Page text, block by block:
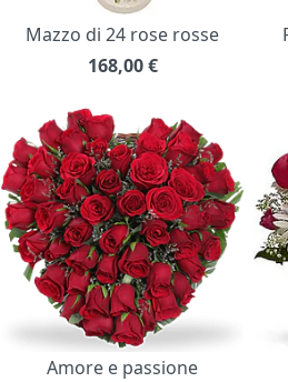
Mazzo di 24 rose rosse
168,00 €
Amore e passione